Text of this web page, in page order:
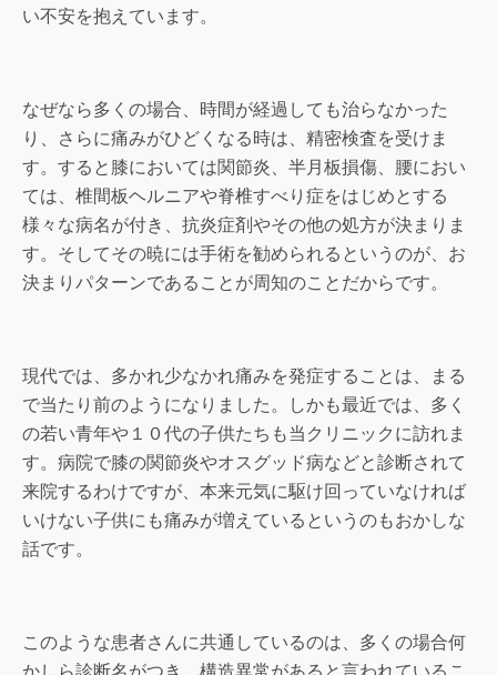
い不安を抱えています。
なぜなら多くの場合、時間が経過しても治らなかった
り、さらに痛みがひどくなる時は、精密検査を受けま
す。すると膝においては関節炎、半月板損傷、腰におい
ては、椎間板ヘルニアや脊椎すべり症をはじめとする
様々な病名が付き、抗炎症剤やその他の処方が決まりま
す。そしてその暁には手術を勧められるというのが、お
決まりパターンであることが周知のことだからです。
現代では、多かれ少なかれ痛みを発症することは、まる
で当たり前のようになりました。しかも最近では、多く
の若い青年や１０代の子供たちも当クリニックに訪れま
す。病院で膝の関節炎やオスグッド病などと診断されて
来院するわけですが、本来元気に駆け回っていなければ
いけない子供にも痛みが増えているというのもおかしな
話です。
このような患者さんに共通しているのは、多くの場合何
かしら診断名がつき、構造異常があると言われているこ